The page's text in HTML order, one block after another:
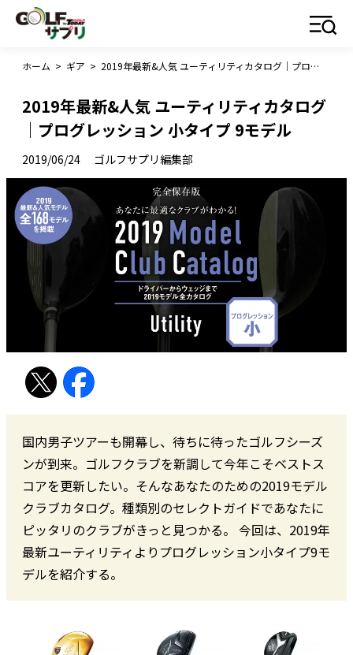
ホーム > ギア > 2019年最新&人気 ユーティリティカタログ｜プログレッション 小タイプ 9モデル
2019年最新&人気 ユーティリティカタログ
｜プログレッション 小タイプ 9モデル
2019/06/24 ゴルフサプリ編集部
国内男子ツアーも開幕し、待ちに待ったゴルフシーズ
ンが到来。ゴルフクラブを新調して今年こそベストス
コアを更新したい。そんなあなたのための2019モデル
クラブカタログ。種類別のセレクトガイドであなたに
ピッタリのクラブがきっと見つかる。 今回は、2019年
最新ユーティリティよりプログレッション小タイプ9モ
デルを紹介する。